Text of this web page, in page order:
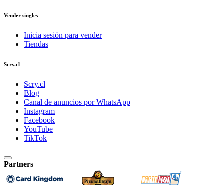
Vender singles
Inicia sesión para vender
Tiendas
Scry.cl
Scry.cl
Blog
Canal de anuncios por WhatsApp
Instagram
Facebook
YouTube
TikTok
Partners